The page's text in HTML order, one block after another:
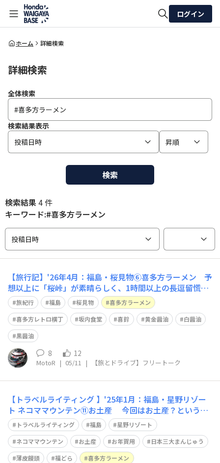
全体検索
ログイン
ホーム 詳細検索
詳細検索
全体検索
検索結果表示
投稿日時
昇順
検索
検索結果4 件
キーワード:#喜多方ラーメン
投稿日時
【旅行記】'26年4月：福島・桜見物⑥喜多方ラーメン 予
想以上に「桜峠」が素晴らしく、1時間以上の長逗留慌て
て喜多方市内へと向かい、目指すは「喜多方レトロ横丁」
妹夫婦のリクエストは、一番人気店の「坂内食堂」ランチ
タイムが過ぎたとはいえ、桜の季節の日曜日専用駐車場
は、第3駐車場まで全て「満車」お店の前
旅紀行 福島 桜見物
喜多方ラーメン
喜多方レトロ横丁
坂内食堂 喜鈴 黄金醤油
白醤油
黒醤油
8 12
MotoR | 05/11 | 【旅とドライブ】フリートーク
【トラベルライティング 】'25年1月：福島・星野リゾー
ト ネコママウンテン⑪お土産 今回はお土産？というよ
りは 新年のお年賀用に、福島の名物『柏屋』 何時もは、
日本三大まんじゅうの「薄皮饅頭」ですが 今年は、現地
民放TVのCMにもたびたび登場した「福どら」にしてみま
した😀 「薄皮饅頭」は、無く
トラベルライティング 福島
星野リゾート
ネコママウンテン
お土産 お年賀用
日本三大まんじゅう
薄皮饅頭
福どら 喜多方ラーメン